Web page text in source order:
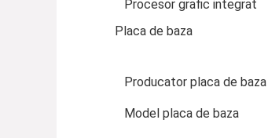
Procesor grafic integrat
Placa de baza
Producator placa de baza
Model placa de baza